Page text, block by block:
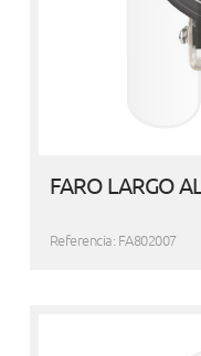
FARO LARGO
Referencia: FA802007